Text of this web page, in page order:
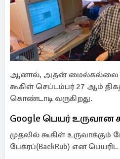
ஆனால், அதன் மைல்கல்லை
கூகிள் செப்டம்பர் 27 ஆம்
கொண்டாடி வருகிறது.
Google பெயர்
முதலில் கூகிள் உருவாக்கும்
பேக்ரப்(BackRub) என